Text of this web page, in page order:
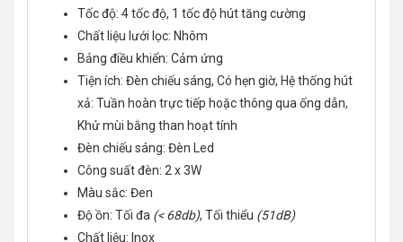
Tốc độ: 4 tốc độ, 1 tốc độ hút tăng cường
Chất liệu lưới lọc: Nhôm
Bảng điều khiển: Cảm ứng
Tiện ích: Đèn chiếu sáng, Có hẹn giờ, Hệ thống hút
xả: Tuần hoàn trực tiếp hoặc thông qua ống dẫn,
Khử mùi bằng than hoạt tính
Đèn chiếu sáng: Đèn Led
Công suất đèn: 2 x 3W
Màu sắc: Đen
Độ ồn: Tối đa (< 68db), Tối thiểu (51dB)
Chất liệu: Inox